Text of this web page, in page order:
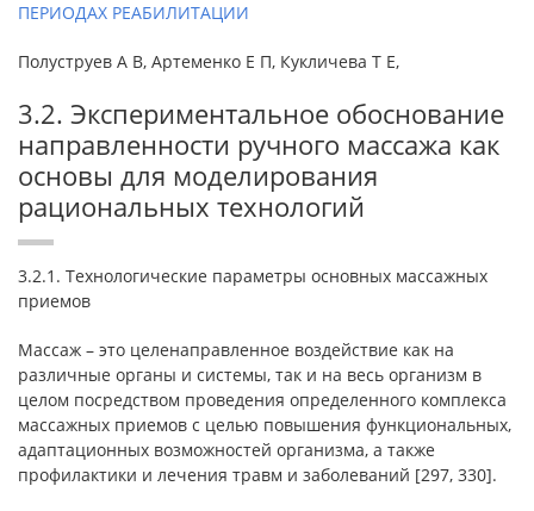
ПЕРИОДАХ РЕАБИЛИТАЦИИ
Полуструев А В, Артеменко Е П, Кукличева Т Е,
3.2. Экспериментальное обоснование
направленности ручного массажа как
основы для моделирования
рациональных технологий
3.2.1. Технологические параметры основных массажных
приемов
Массаж – это целенаправленное воздействие как на
различные органы и системы, так и на весь организм в
целом посредством проведения определенного комплекса
массажных приемов с целью повышения функциональных,
адаптационных возможностей организма, а также
профилактики и лечения травм и заболеваний [297, 330].